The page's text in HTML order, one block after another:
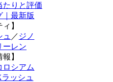
たりと評価
｜最新版
】
／ ジノ
ーレン
】
ロシアム
ッシュ